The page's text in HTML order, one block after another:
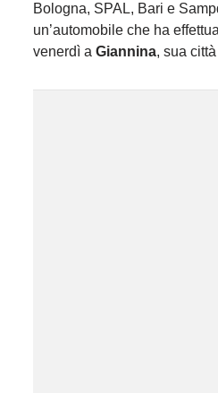
Bologna, SPAL, Bari e
un’automobile che ha
venerdì a Giannina, sua